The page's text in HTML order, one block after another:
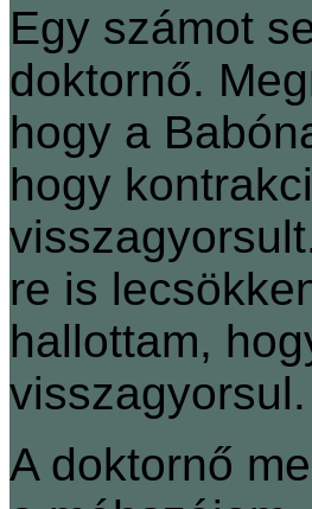
Egy számot
doktornő.
hogy a
hogy
re is
hallottam,
visszagyorsul.
A doktornő